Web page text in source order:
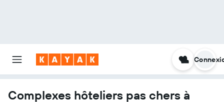
Complexes hôteliers pas chers à